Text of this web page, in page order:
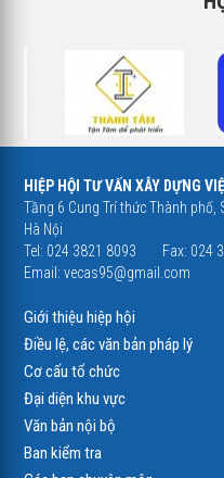
HIỆP HỘI TƯ VẤN XÂY DỰNG
Tầng 6 Cung Trí thức Thành phố,
Hà Nội
Tel: 024 3821 8093
Fax: 024
Email:vecas95@gmail.com
Giới thiệu hiệp hội
Điều lệ, các văn bản pháp lý
Cơ cấu tổ chức
Đại diện khu vực
Văn bản nội bộ
Ban kiểm tra